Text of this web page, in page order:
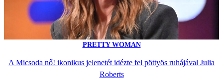
PRETTY WOMAN
A Micsoda nő! ikonikus jelenetét idézte fel pöttyös ruhájával Julia
Roberts